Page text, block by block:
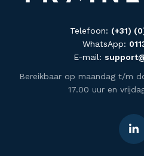
Telefoon: (+31)
WhatsApp:
E-mail:
Bereikbaar op maandag t/m
17.00 uur en